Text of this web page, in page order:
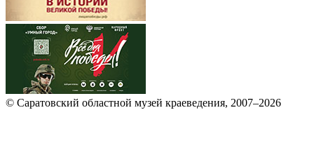
© Саратовский областной музей краеведения, 2007–2026